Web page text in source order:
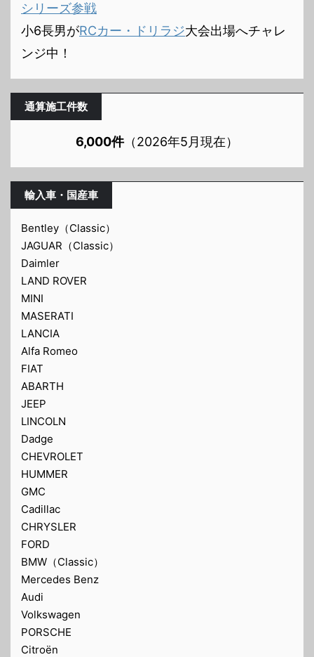
シリーズ参戦
小6長男がRCカー・ドリラジ大会出場へチャレ
ンジ中！
通算施工件数
6,000件（2026年5月現在）
輸入車・国産車
Bentley（Classic）
JAGUAR（Classic）
Daimler
LAND ROVER
MINI
MASERATI
LANCIA
Alfa Romeo
FIAT
ABARTH
JEEP
LINCOLN
Dadge
CHEVROLET
HUMMER
GMC
Cadillac
CHRYSLER
FORD
BMW（Classic）
Mercedes Benz
Audi
Volkswagen
PORSCHE
Citroën